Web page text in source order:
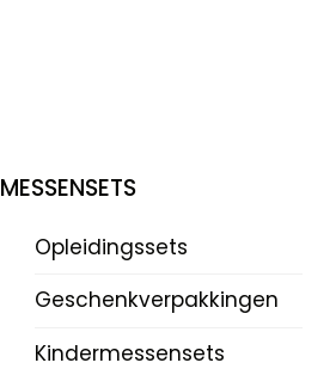
MESSENSETS
Opleidingssets
Geschenkverpakkingen
Kindermessensets